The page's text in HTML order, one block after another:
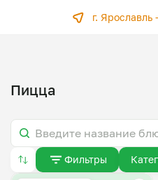
г. Ярославль
Пицца
Фильтры